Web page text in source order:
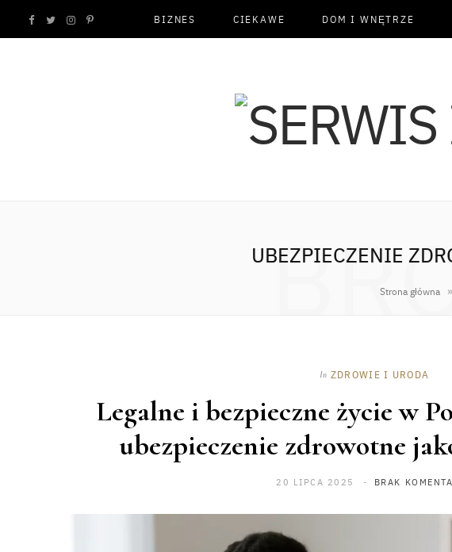
F T I P BIZNES CIEKAWE DOM I WNĘTRZE
UBEZPIECZENIE
Strona główna »
In ZDROWIE I URODA
Legalne i bezpieczne życie w
ubezpieczenie zdrowotne
20 LIPCA 2025 BRAK